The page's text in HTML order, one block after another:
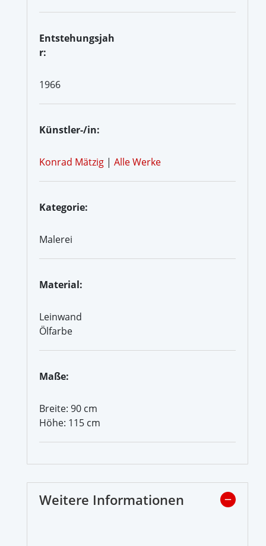
Entstehungsjah
r:
1966
Künstler-/in:
Konrad Mätzig | Alle Werke
Kategorie:
Malerei
Material:
Leinwand
Ölfarbe
Maße:
Breite: 90 cm
Höhe: 115 cm
Weitere Informationen